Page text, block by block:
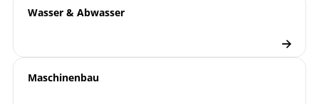
Applikationsbericht
Wasser & Abwasser
Maschinenbau